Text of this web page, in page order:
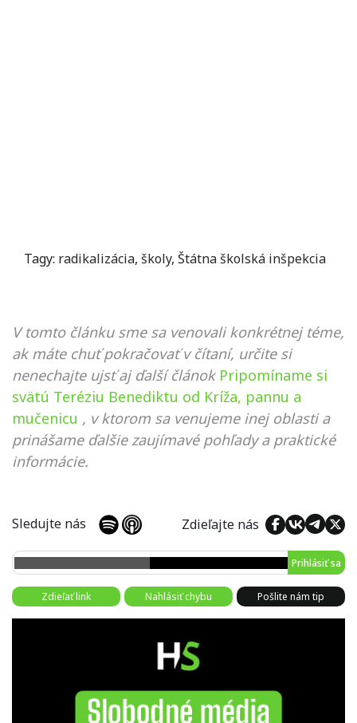
Tagy: radikalizácia, školy, Štátna školská inšpekcia
V tomto článku sme sa venovali konkrétnej téme,
ak máte chuť pokračovať v čítaní, určite si
nenechajte ujsť aj ďalší článok Pripomíname si
svätú Teréziu Benediktu od Kríža, pannu a
mučenicu , v ktorom sa venujeme inej oblasti a
prinášame ďalšie zaujímavé pohľady a praktické
informácie.
Sledujte nás Zdieľajte nás
Prihlásiť sa
Zdieľať link Nahlásiť chybu Pošlite nám tip